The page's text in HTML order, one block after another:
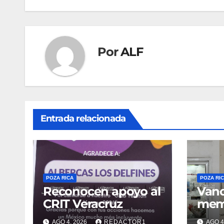
entradas
PorALF
Entrada relacionada
POZA RICA
Reconocen apoyo al
CRIT Veracruz
AGO 4, 2026 REDACTOR1
POZA
AGO